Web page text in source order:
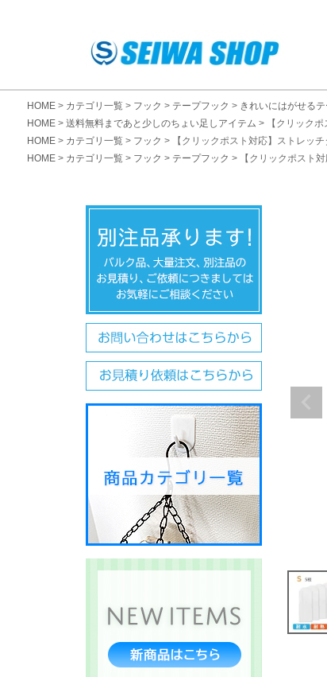
HOME カテゴリ一覧 フック テープフック きれいにはがせる
HOME
送料無料まであと少しのちょい足しアイテム
【クリック
HOME
カテゴリ一覧 フック
【クリックポスト対応】ストレ
HOME
カテゴリ一覧 フック テープフック 【クリックポスト